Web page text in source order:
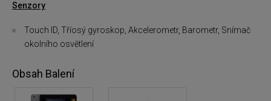
Senzory
Touch ID, Tříosý gyroskop, Akcelerometr, Barometr, Snímač
okolního osvětlení
Obsah Balení